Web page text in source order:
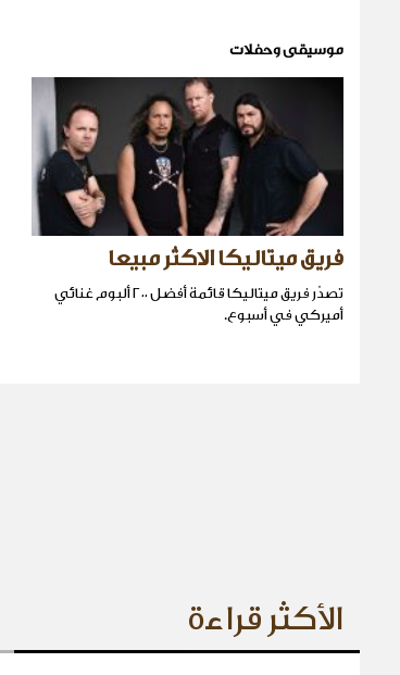
موسيقى وحفلات
فريق ميتاليكا الاكثر مبيعا
تصدّر فريق ميتاليكا قائمة أفضل ٢٠٠ ألبوم غنائي
أميركي في أسبوع.
الأكثر قراءة